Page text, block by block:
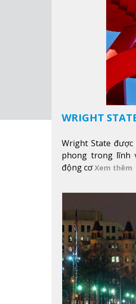
WRIGHT
Wright State
phong trong lĩnh
động cơ Xem thêm